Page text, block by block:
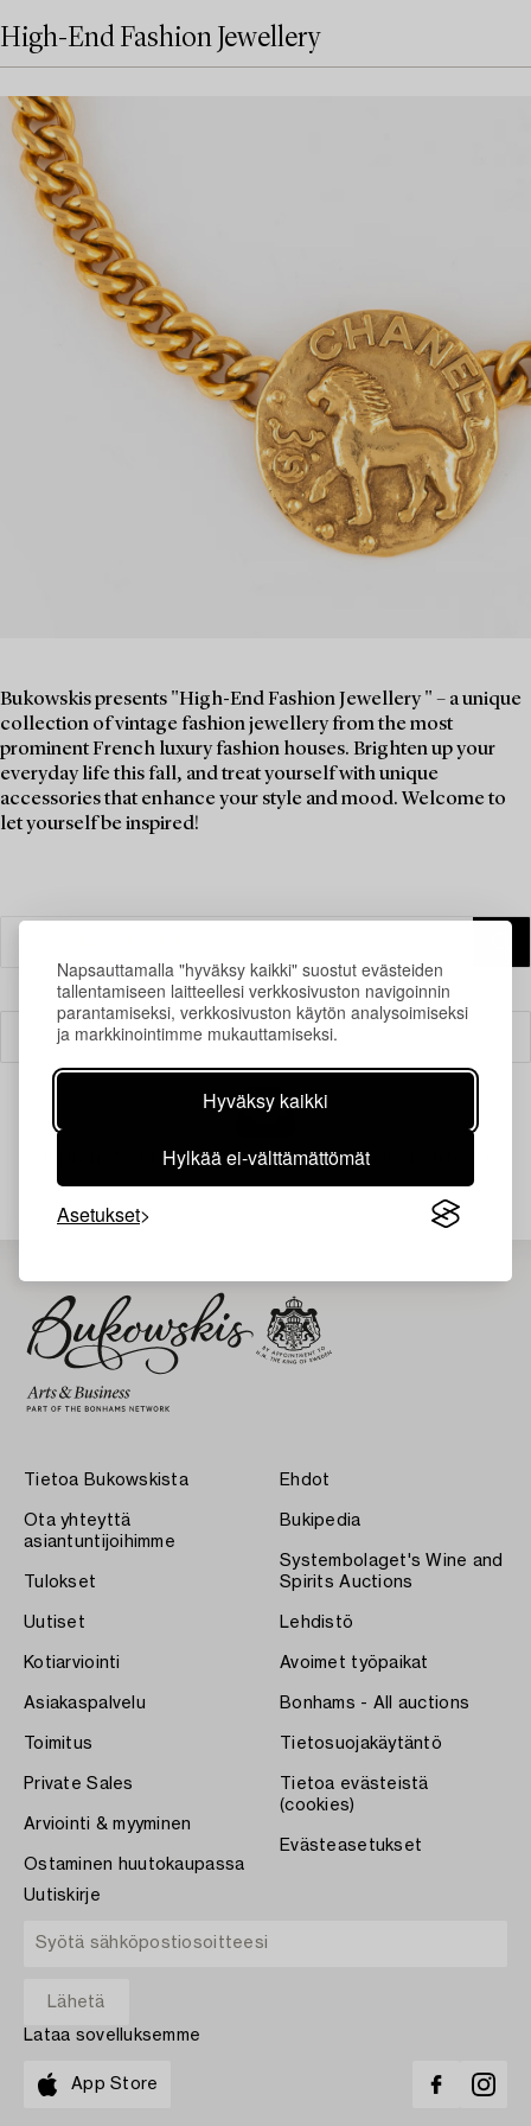
Napsauttamalla "hyväksy kaikki" suostut evästeiden
tallentamiseen laitteellesi verkkosivuston navigoinnin
parantamiseksi, verkkosivuston käytön analysoimiseksi
ja markkinointimme mukauttamiseksi.
Hyväksy kaikki
Hylkää ei-välttämättömät
Asetukset
High-End Fashion Jewellery
Bukowskis presents "High-End Fashion Jewellery " – a unique
collection of vintage fashion jewellery from the most
prominent French luxury fashion houses. Brighten up your
everyday life this fall, and treat yourself with unique
accessories that enhance your style and mood. Welcome to
let yourself be inspired!
Suodatin
Juuri nyt ei löytynyt hakuasi vastaavia kohteita.
Tietoa Bukowskista
Ota yhteyttä
asiantuntijoihimme
Tulokset
Uutiset
Kotiarviointi
Asiakaspalvelu
Toimitus
Private Sales
Arviointi & myyminen
Ostaminen huutokaupassa
Ehdot
Bukipedia
Systembolaget's Wine and
Spirits Auctions
Lehdistö
Avoimet työpaikat
Bonhams - All auctions
Tietosuojakäytäntö
Tietoa evästeistä
(cookies)
Evästeasetukset
Uutiskirje
Lataa sovelluksemme
App Store